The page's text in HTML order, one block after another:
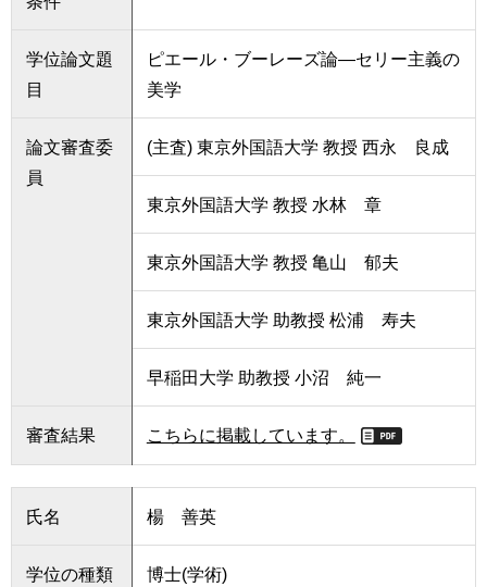
学位論文題
目
ピエール・ブーレーズ論―セリー主義の
美学
論文審査委
員
(主査) 東京外国語大学 教授 西永 良成
東京外国語大学 教授 水林 章
東京外国語大学 教授 亀山 郁夫
東京外国語大学 助教授 松浦 寿夫
早稲田大学 助教授 小沼 純一
審査結果 こちらに掲載しています。
氏名 楊 善英
学位の種類 博士(学術)